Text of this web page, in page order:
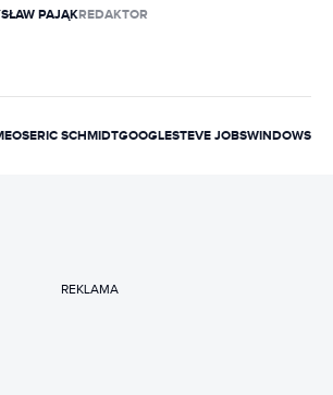
PAJĄKREDAKTOR
ERIC SCHMIDTGOOGLESTEVE JOBSWINDOWS
REKLAMA